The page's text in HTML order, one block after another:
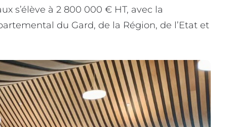
s’élève à 2 800 000 € HT, avec la
du Gard, de la Région, de l’Etat et